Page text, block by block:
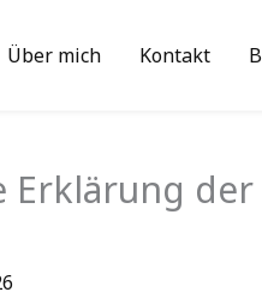
Über mich Kontakt
Erklärung